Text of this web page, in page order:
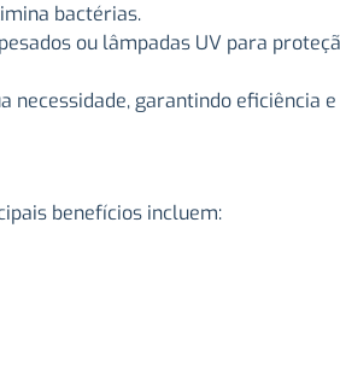
bactérias.
ou lâmpadas UV para
garantindo eficiência
benefícios incluem: